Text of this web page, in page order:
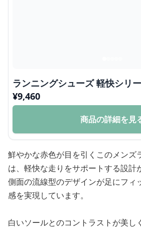
ランニングシューズ 軽快シリ
¥9,460
商品の詳細を見
鮮やかな赤色が目を引くこのメンズ
は、軽快な走りをサポートする設計
側面の流線型のデザインが足にフィ
感を実現しています。
白いソールとのコントラストが美し